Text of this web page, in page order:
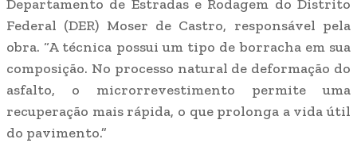
Departamento de Estradas e Rodagem do Distrito
Federal (DER) Moser de Castro, responsável pela
obra. “A técnica possui um tipo de borracha em sua
composição. No processo natural de deformação do
asfalto, o microrrevestimento permite uma
recuperação mais rápida, o que prolonga a vida útil
do pavimento.”